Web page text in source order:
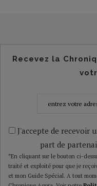
Recevez la
J'accepte de recevoir
part de
*En cliquant sur le bouton ci-
traité et exploité pour que je
et mon Guide Spécial. A tout